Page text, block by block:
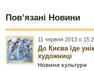
Пов’язані Новини
11 червня 2013 о
До Києва їде
художниці
Новини культури